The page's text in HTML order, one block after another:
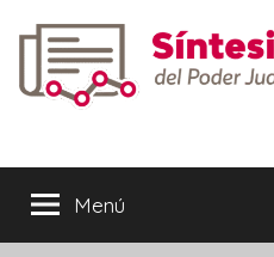
contenido
Menú